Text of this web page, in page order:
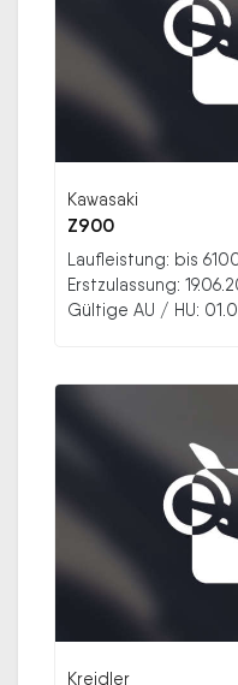
Kawasaki
Z900
Laufleistung: bis
Erstzulassung:
Gültige AU / HU:
Kreidler